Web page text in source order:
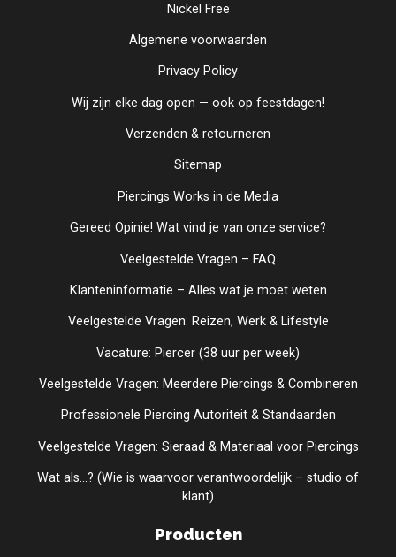
Nickel Free
Algemene voorwaarden
Privacy Policy
Wij zijn elke dag open — ook op feestdagen!
Verzenden & retourneren
Sitemap
Piercings Works in de Media
Gereed Opinie! Wat vind je van onze service?
Veelgestelde Vragen – FAQ
Klanteninformatie – Alles wat je moet weten
Veelgestelde Vragen: Reizen, Werk & Lifestyle
Vacature: Piercer (38 uur per week)
Veelgestelde Vragen: Meerdere Piercings & Combineren
Professionele Piercing Autoriteit & Standaarden
Veelgestelde Vragen: Sieraad & Materiaal voor Piercings
Wat als...? (Wie is waarvoor verantwoordelijk – studio of
klant)
Producten